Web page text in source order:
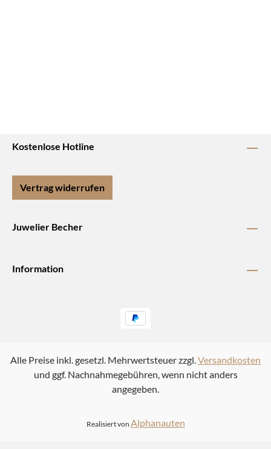
Kostenlose Hotline
Vertrag widerrufen
Juwelier Becher
Information
Alle Preise inkl. gesetzl. Mehrwertsteuer zzgl.Versandkosten
und ggf. Nachnahmegebühren, wenn nicht anders
angegeben.
Realisiert von Alphanauten